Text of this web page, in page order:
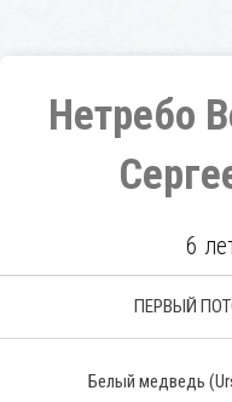
Нетребо
6
ПЕРВЫЙ
Белый медведь